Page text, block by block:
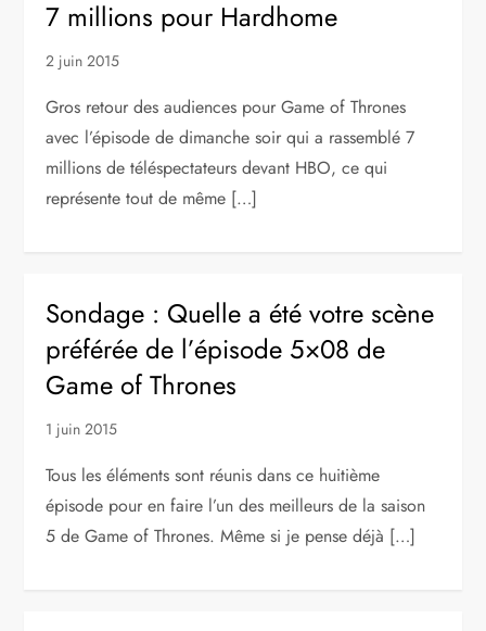
7 millions pour Hardhome
2 juin 2015
Gros retour des audiences pour Game of Thrones
avec l’épisode de dimanche soir qui a rassemblé 7
millions de téléspectateurs devant HBO, ce qui
représente tout de même […]
Sondage : Quelle a été votre scène
préférée de l’épisode 5×08 de
Game of Thrones
1 juin 2015
Tous les éléments sont réunis dans ce huitième
épisode pour en faire l’un des meilleurs de la saison
5 de Game of Thrones. Même si je pense déjà […]